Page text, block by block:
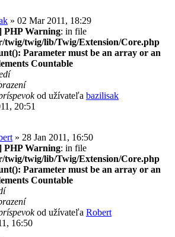
» 02 Mar 2011, 18:29
PHP Warning: in file
twig/twig/lib/Twig/Extension/Core.php
Parameter must be an array or an
Countable
od užívateľa bazilisak
20:51
» 28 Jan 2011, 16:50
PHP Warning: in file
twig/twig/lib/Twig/Extension/Core.php
Parameter must be an array or an
Countable
od užívateľa Robert
16:50